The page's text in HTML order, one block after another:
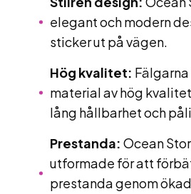
elegant och modern
sticker ut på vägen.
Hög kvalitet:
material av hög
lång hållbarhet och
Prestanda: Ocean
utformade för att
prestanda genom